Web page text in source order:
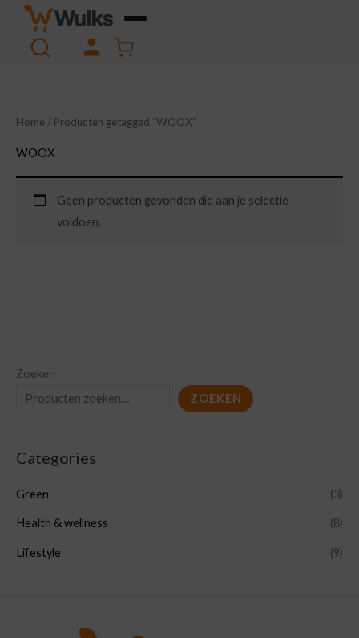
Winkelwagen
Zoeken
ZOEKEN
Categories
Green (3)
Health & wellness (8)
Lifestyle (9)
Home / Producten getagged “WOOX”
WOOX
Geen producten gevonden die aan je selectie
voldoen.